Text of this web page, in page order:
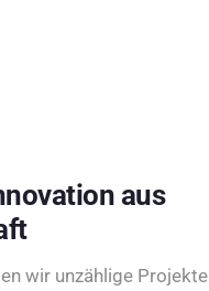
aus
wir unzählige Projekte